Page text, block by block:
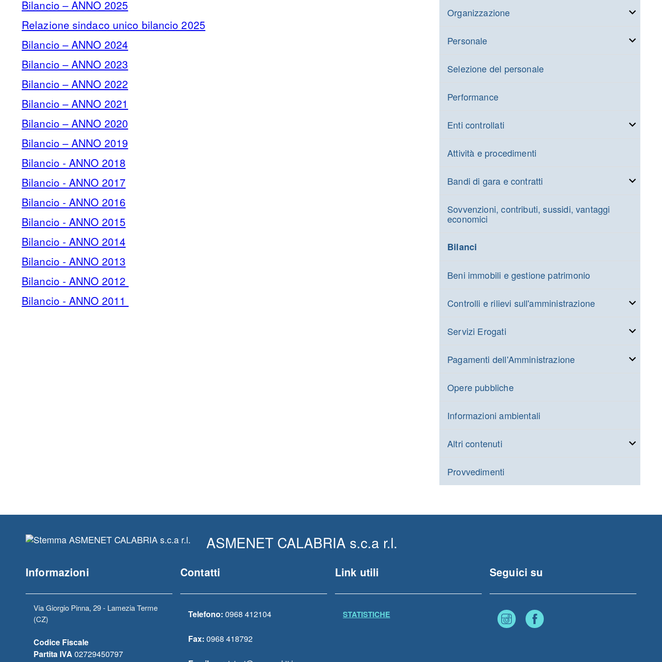
Bilancio – ANNO 2025
Relazione sindaco unico bilancio 2025
Bilancio – ANNO 2024
Bilancio – ANNO 2023
Bilancio – ANNO 2022
Bilancio – ANNO 2021
Bilancio – ANNO 2020
Bilancio – ANNO 2019
Bilancio - ANNO 2018
Bilancio - ANNO 2017
Bilancio - ANNO 2016
Bilancio - ANNO 2015
Bilancio - ANNO 2014
Bilancio - ANNO 2013
Bilancio - ANNO 2012
Bilancio - ANNO 2011
Organizzazione
Personale
Selezione del personale
Performance
Enti controllati
Attività e procedimenti
Bandi di gara e contratti
Sovvenzioni, contributi, sussidi, vantaggi
economici
Bilanci
Beni immobili e gestione patrimonio
Controlli e rilievi sull'amministrazione
Servizi Erogati
Pagamenti dell'Amministrazione
Opere pubbliche
Informazioni ambientali
Altri contenuti
Provvedimenti
ASMENET CALABRIA s.c.a r.l.
Informazioni
Via Giorgio Pinna, 29 - Lamezia Terme
(CZ)
Codice Fiscale
Partita IVA 02729450797
Contatti
Telefono: 0968 412104
Fax: 0968 418792
Link utili
STATISTICHE
Seguici su
Instagram